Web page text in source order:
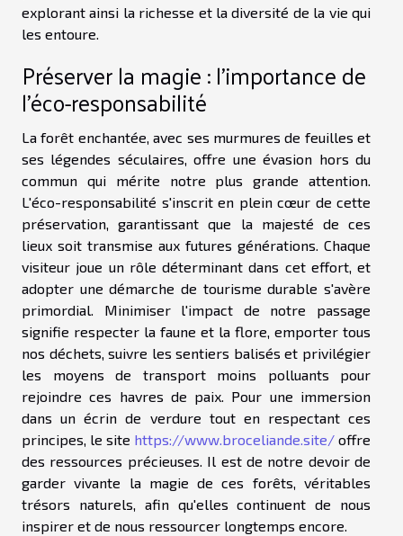
explorant ainsi la richesse et la diversité de la vie qui
les entoure.
Préserver la magie : l'importance de
l'éco-responsabilité
La forêt enchantée, avec ses murmures de feuilles et
ses légendes séculaires, offre une évasion hors du
commun qui mérite notre plus grande attention.
L'éco-responsabilité s'inscrit en plein cœur de cette
préservation, garantissant que la majesté de ces
lieux soit transmise aux futures générations. Chaque
visiteur joue un rôle déterminant dans cet effort, et
adopter une démarche de tourisme durable s'avère
primordial. Minimiser l'impact de notre passage
signifie respecter la faune et la flore, emporter tous
nos déchets, suivre les sentiers balisés et privilégier
les moyens de transport moins polluants pour
rejoindre ces havres de paix. Pour une immersion
dans un écrin de verdure tout en respectant ces
principes, le site https://www.broceliande.site/ offre
des ressources précieuses. Il est de notre devoir de
garder vivante la magie de ces forêts, véritables
trésors naturels, afin qu'elles continuent de nous
inspirer et de nous ressourcer longtemps encore.